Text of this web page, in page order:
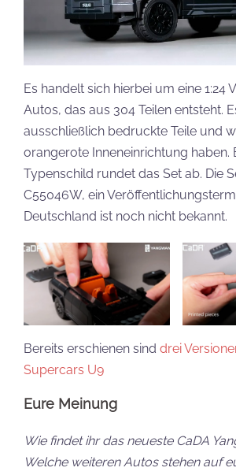
Es handelt sich hierbei um eine 1:24
Autos, das aus 304 Teilen entsteht.
ausschließlich bedruckte Teile und
orangerote Inneneinrichtung haben.
Typenschild rundet das Set ab. Die
C55046W, ein
Deutschland ist noch nicht bekannt.
Bereits erschienen sind drei
Supercars U9
Eure Meinung
Wie findet ihr das neueste CaDA
Welche weiteren Autos stehen auf